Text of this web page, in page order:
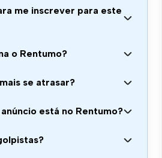
me inscrever para este
o Rentumo?
se atrasar?
está no Rentumo?